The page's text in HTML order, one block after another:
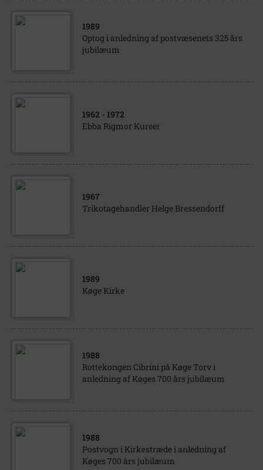
1989
Optog i anledning af postvæsenets 325 års
jubilæum
1962 - 1972
Ebba Rigmor Kureer
1967
Trikotagehandler Helge Bressendorff
1989
Køge Kirke
1988
Rottekongen Cibrini på Køge Torv i
anledning af Køges 700 års jubilæum
1988
Postvogn i Kirkestræde i anledning af
Køges 700 års jubilæum